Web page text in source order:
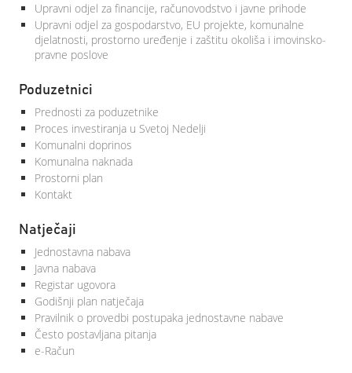
Upravni odjel za financije, računovodstvo i javne prihode
Upravni odjel za gospodarstvo, EU projekte, komunalne
djelatnosti, prostorno uređenje i zaštitu okoliša i imovinsko-
pravne poslove
Poduzetnici
Prednosti za poduzetnike
Proces investiranja u Svetoj Nedelji
Komunalni doprinos
Komunalna naknada
Prostorni plan
Kontakt
Natječaji
Jednostavna nabava
Javna nabava
Registar ugovora
Godišnji plan natječaja
Pravilnik o provedbi postupaka jednostavne nabave
Često postavljana pitanja
e-Račun